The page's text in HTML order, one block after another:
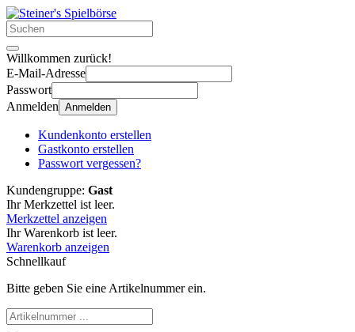
Willkommen zurück!
E-Mail-Adresse
Passwort
Anmelden Anmelden
Kundenkonto erstellen
Gastkonto erstellen
Passwort vergessen?
Kundengruppe: Gast
Ihr Merkzettel ist leer.
Merkzettel anzeigen
Ihr Warenkorb ist leer.
Warenkorb anzeigen
Schnellkauf
Bitte geben Sie eine Artikelnummer ein.